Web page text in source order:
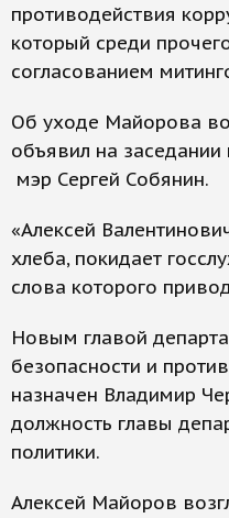
противодействия
который среди
согласованием
Об уходе Майорова во
объявил на
мэр Сергей Собянин.
«Алексей
хлеба, покидает
слова которого
Новым главой
безопасности и
назначен Владимир
должность главы
политики.
Алексей Майоров